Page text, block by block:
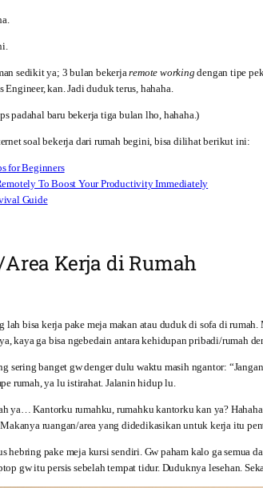
sedikit ya; 3 bulan bekerjaremote workingdengan tipe
Engineer, kan. Jadi duduk terus, hahaha.
padahal baru bekerja tiga bulan lho, hahaha.)
soal bekerja dari rumah begini, bisa dilihat berikut ini:
for Beginners
To Boost Your Productivity Immediately
Guide
Kerja di Rumah
lah bisa kerja pake meja makan atau duduk di sofa di
kaya ga bisa ngebedain antara kehidupan pribadi/rumah
sering banget gw denger dulu waktu masih ngantor:
rumah, ya lu istirahat. Jalanin hidup lu.
ya… Kantorku rumahku, rumahku kantorku kan ya?
ruangan/area yang didedikasikan untuk kerja itu
hebring pake meja kursi sendiri. Gw paham kalo ga semua
gw itu persis sebelah tempat tidur. Duduknya lesehan.